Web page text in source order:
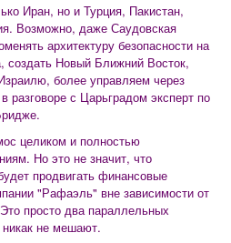
Иран, но и Турция, Пакистан,
Возможно, даже Саудовская
архитектуру безопасности на
создать Новый Ближний Восток,
более управляем через
разговоре с Царьградом эксперт по
целиком и полностью
Но это не значит, что
продвигать финансовые
"Рафаэль" вне зависимости от
просто два параллельных
никак не мешают.